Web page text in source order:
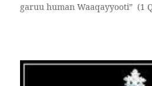
garuu human Waaqayyooti” (1